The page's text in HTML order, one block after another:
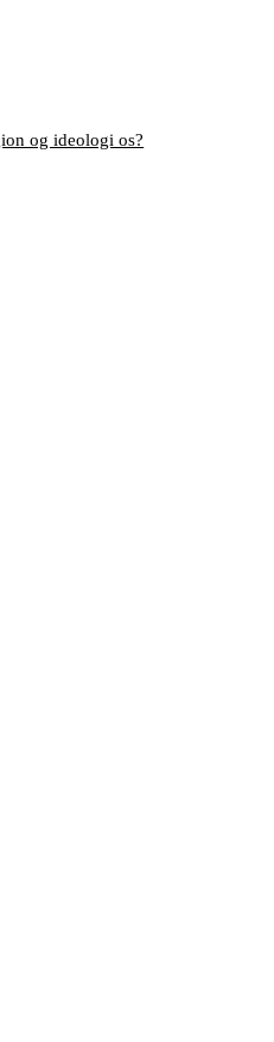
og ideologi os?